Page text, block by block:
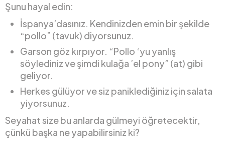
Şunu hayal edin:
İspanya’dasınız. Kendinizden emin bir şekilde
“pollo” (tavuk) diyorsunuz.
Garson göz kırpıyor. “Pollo ‘yu yanlış
söylediniz ve şimdi kulağa ’el pony” (at) gibi
geliyor.
Herkes gülüyor ve siz paniklediğiniz için salata
yiyorsunuz.
Seyahat size bu anlarda gülmeyi öğretecektir,
çünkü başka ne yapabilirsiniz ki?